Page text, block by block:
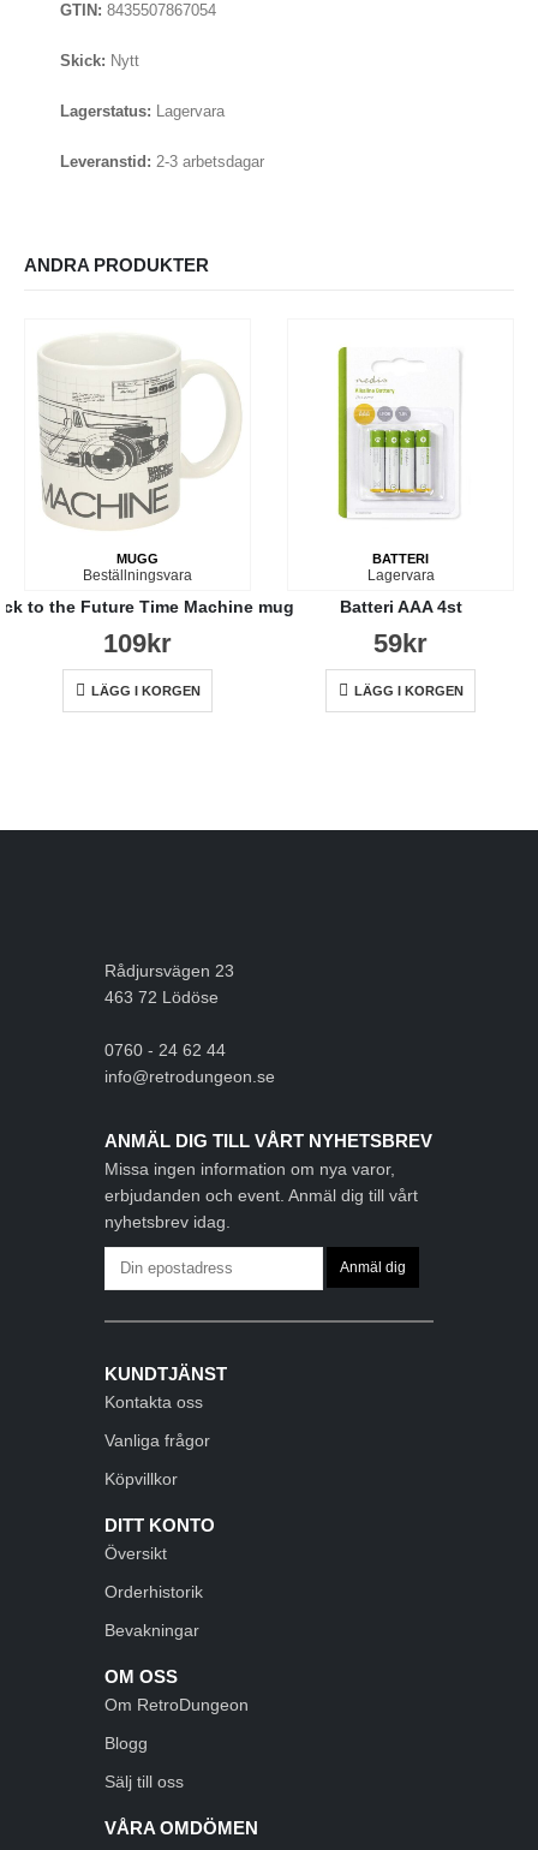
GTIN: 8435507867054
Skick: Nytt
Lagerstatus: Lagervara
Leveranstid: 2-3 arbetsdagar
ANDRA PRODUKTER
MUGG
Beställningsvara
to the Future Time Machine mug
109kr
LÄGG I KORGEN
BATTERI
Lagervara
Batteri AAA 4st
59kr
LÄGG I KORGEN
Rådjursvägen 23
463 72 Lödöse
0760 - 24 62 44
info@retrodungeon.se
ANMÄL DIG TILL VÅRT NYHETSBREV
Missa ingen information om nya varor,
erbjudanden och event. Anmäl dig till vårt
nyhetsbrev idag.
KUNDTJÄNST
Kontakta oss
Vanliga frågor
Köpvillkor
DITT KONTO
Översikt
Orderhistorik
Bevakningar
OM OSS
Om RetroDungeon
Blogg
Sälj till oss
VÅRA OMDÖMEN